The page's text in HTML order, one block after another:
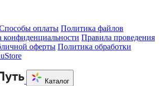
оплаты Политика файлов
конфиденциальности Правила проведения
оферты Политика обработки
Каталог